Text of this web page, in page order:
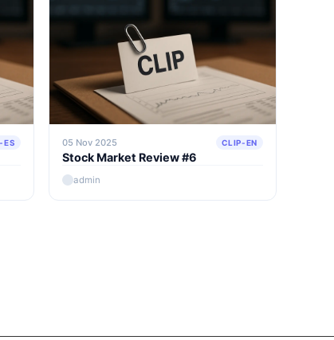
ES 05 Nov 2025 CLIP-EN
Stock Market Review #6
admin